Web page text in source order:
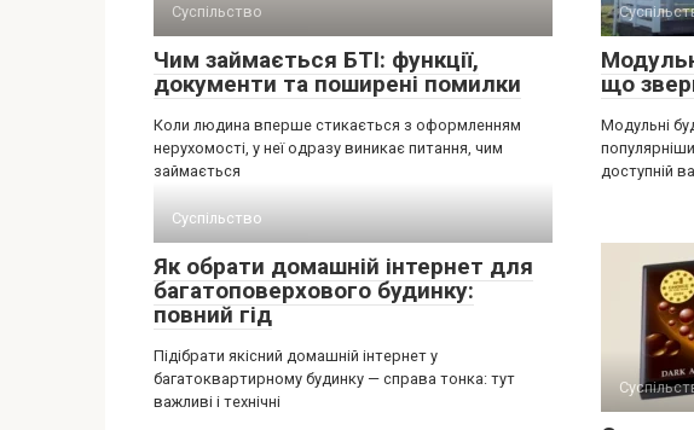
Суспільство
Чим займається БТІ: функції,
документи та поширені помилки
Коли людина вперше стикається з оформленням
нерухомості, у неї одразу виникає питання, чим
займається
що
Модульні
доступній
Суспільство
Як обрати домашній інтернет для
багатоповерхового будинку:
повний гід
Підібрати якісний домашній інтернет у
багатоквартирному будинку — справа тонка: тут
важливі і технічні